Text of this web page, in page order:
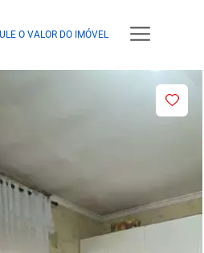
O VALOR DO IMÓVEL